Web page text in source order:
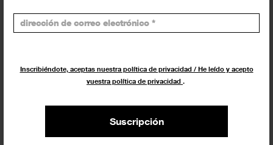
Inscribiéndote, aceptas nuestra política de privacidad / He leído y acepto
vuestra política de privacidad .
Suscripción
Agenda